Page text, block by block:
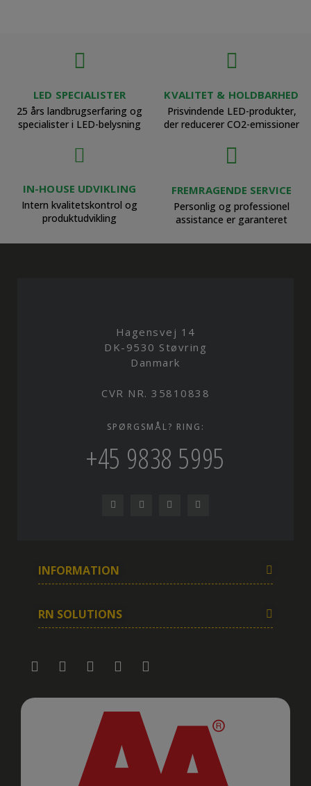
LED SPECIALISTER
25 års landbrugserfaring og
specialister i LED-belysning
KVALITET & HOLDBARHED
Prisvindende LED-produkter,
der reducerer CO2-emissioner
IN-HOUSE UDVIKLING
Intern kvalitetskontrol og
produktudvikling
FREMRAGENDE SERVICE
Personlig og professionel
assistance er garanteret
Hagensvej 14
DK-9530 Støvring
Danmark
CVR NR. 35810838
SPØRGSMÅL? RING:
+45 9838 5995
INFORMATION
RN SOLUTIONS